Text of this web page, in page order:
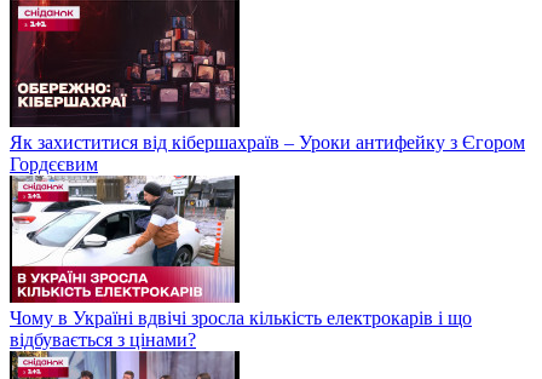
Як захиститися від кібершахраїв – Уроки антифейку з Єгором
Гордєєвим
Чому в Україні вдвічі зросла кількість електрокарів і що
відбувається з цінами?